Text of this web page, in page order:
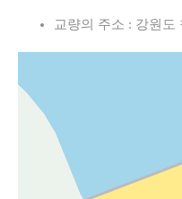
교량의 주소 : 강원도